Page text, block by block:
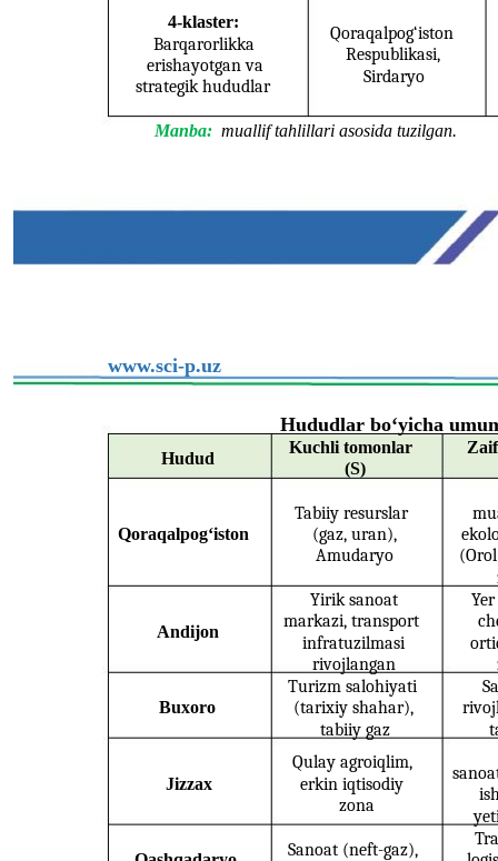
4-klaster:
Barqarorlikka
erishayotgan va
strategik hududlar
Qoraqalpog‘iston
Respublikasi,
Sirdaryo
Manba: muallif tahlillari asosida tuzilgan.
www.sci-p.uz
Hududlar bo‘yicha
Hudud
Kuchli tomonlar
(S)
Qoraqalpog‘iston
Tabiiy resurslar
(gaz, uran),
Amudaryo
Andijon
Yirik sanoat
markazi, transport
infratuzilmasi
rivojlangan
Buxoro
Turizm salohiyati
(tarixiy shahar),
tabiiy gaz
Jizzax
Qulay agroiqlim,
erkin iqtisodiy
zona
Sanoat (neft-gaz),